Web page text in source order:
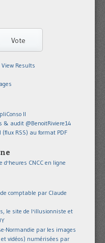
View Results
II
& audit @BenoitRiviere14
RSS) au format PDF
d'heures CNCC en ligne
comptable par Claude
le site de l'illusionniste et
Normandie par les images
vidéos) numérisées par